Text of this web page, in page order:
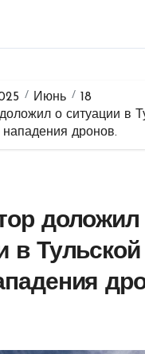
Июнь
18
доложил о ситуации в
нападения дронов.
доложил
в